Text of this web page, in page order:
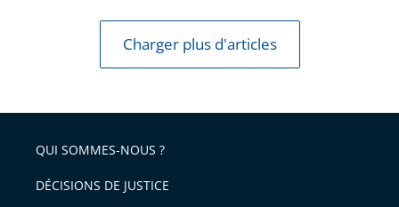
Charger plus d'articles
QUI SOMMES-NOUS ?
DÉCISIONS DE JUSTICE